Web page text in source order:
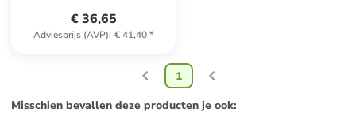
€ 36,65
Adviesprijs (AVP): € 41,40*
1
Misschien bevallen deze producten je ook: